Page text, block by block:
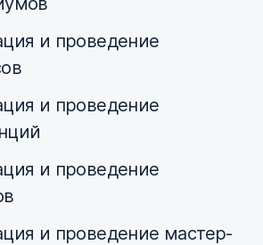
и проведение
и проведение
и проведение
и проведение мастер-